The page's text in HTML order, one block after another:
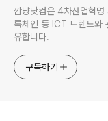
깜냥닷컴은 4차산업혁
록체인 등 ICT 트렌드와
유합니다.
구독하기